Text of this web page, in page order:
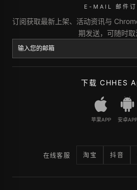
E-MAIL 邮件订
订阅获取最新上架、活动资讯与
期发送，可随时取
下载 CHHES
苹果APP 安卓APP
在线客服 淘宝 抖音